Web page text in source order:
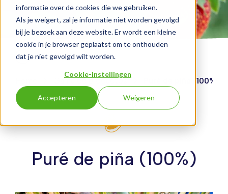
informatie over de cookies die we gebruiken.
Als je weigert, zal je informatie niet worden gevolgd
bij je bezoek aan deze website. Er wordt een kleine
cookie in je browser geplaatst om te onthouden
dat je niet gevolgd wilt worden.
Cookie-instellingen
Accepteren Weigeren
Gama de productos Puré de piña (100%)
Puré de piña (100%)